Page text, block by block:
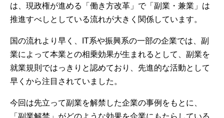
は、現政権が進める「働き方改革」で「副業・兼業」は
推進すべしとしている流れが大きく関係しています。
国の流れより早く、IT系や振興系の一部の企業では、副
業によって本業との相乗効果が生まれるとして、副業を
就業規則ではっきりと認めており、先進的な活動として
早くから注目されていました。
今回は先立って副業を解禁した企業の事例をもとに、
「副業解禁」がどのような効果を企業にもたらしている